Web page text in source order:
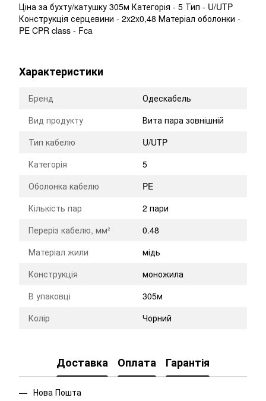
Ціна за бухту/катушку 305м Категорія - 5 Тип - U/UTP
Конструкція серцевини - 2x2x0,48 Матеріал оболонки -
PE CPR class - Fca
Характеристики
Бренд
Одескабель
Вид продукту
Вита пара зовнішній
Тип кабелю
U/UTP
Категорія
5
Оболонка кабелю
PE
Кількість пар
2 пари
Переріз кабелю, мм²
0.48
Матеріал жили
мідь
Конструкція
моножила
В упаковці
305м
Колір
Чорний
Доставка Оплата Гарантія
Нова Пошта